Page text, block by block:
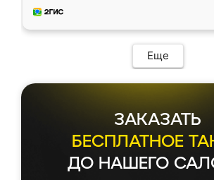
и снял размеры. Изготовили в
мебель сразу встала на свое
каких-либо доработок.
довольна, все выглядит так,
Еще
ЗАКАЗАТЬ
БЕСПЛАТНОЕ
ДО НАШЕГО